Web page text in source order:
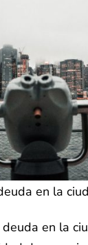
en la
en la